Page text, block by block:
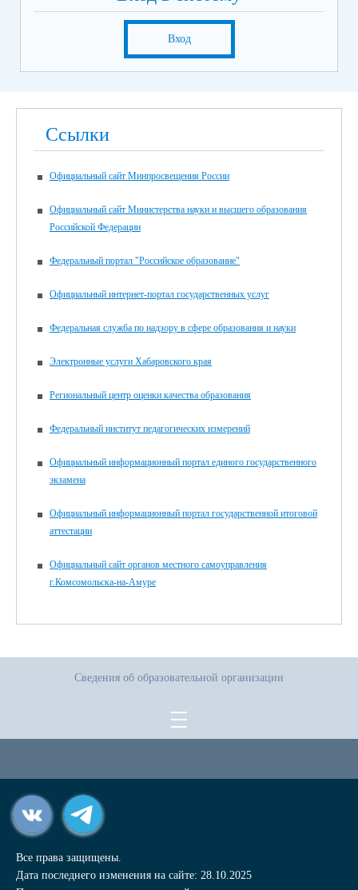
Вход
Ссылки
Официальный сайт Минпросвещения России
Официальный сайт Министерства науки и высшего образования
Российской Федерации
Федеральный портал "Российское образование"
Официальный интернет-портал государственных услуг
Федеральная служба по надзору в сфере образования и науки
Электронные услуги Хабаровского края
Региональный центр оценки качества образования
Федеральный институт педагогических измерений
Официальный информационный портал единого государственного
экзамена
Официальный информационный портал государственной итоговой
аттестации
Официальный сайт органов местного самоуправления
г.Комсомольска-на-Амуре
Сведения об образовательной организации
Все права защищены.
Дата последнего изменения на сайте: 28.10.2025